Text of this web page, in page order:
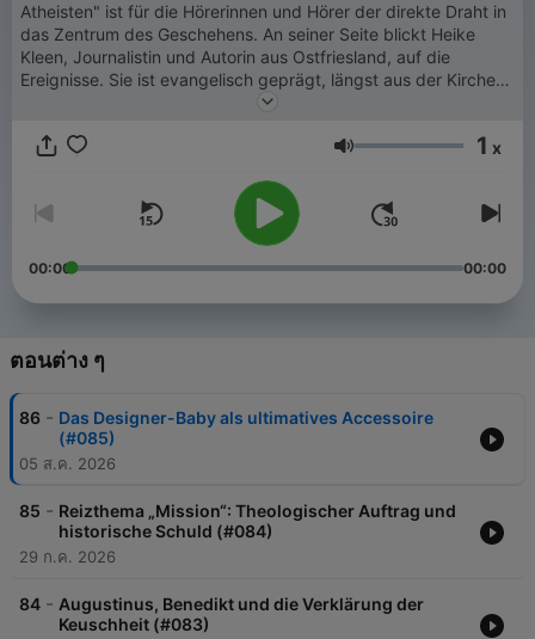
Atheisten" ist für die Hörerinnen und Hörer der direkte Draht in
das Zentrum des Geschehens. An seiner Seite blickt Heike
Kleen, Journalistin und Autorin aus Ostfriesland, auf die
Ereignisse. Sie ist evangelisch geprägt, längst aus der Kirche
ausgetreten und sehr gespannt darauf, ob Andreas Englisch ihr
näher bringen kann. Gemeinsam und am täglichen Puls der
dieses Konklaves im Jahr 2025 und liefern einzigartige
Hintergründe und Perspektiven aus dem Herzen des Vatikans.
ระดับเสียง 1 x
00:00 00:00
ตอนต่าง ๆ
86 - Das Designer-Baby als ultimatives Accessoire
(#085)
05 ส.ค. 2026
85 - Reizthema „Mission“: Theologischer Auftrag und
historische Schuld (#084)
29 ก.ค. 2026
84 - Augustinus, Benedikt und die Verklärung der
Keuschheit (#083)